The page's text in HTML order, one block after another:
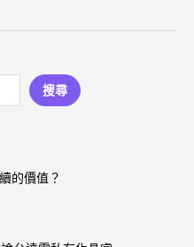
搜尋
的價值？